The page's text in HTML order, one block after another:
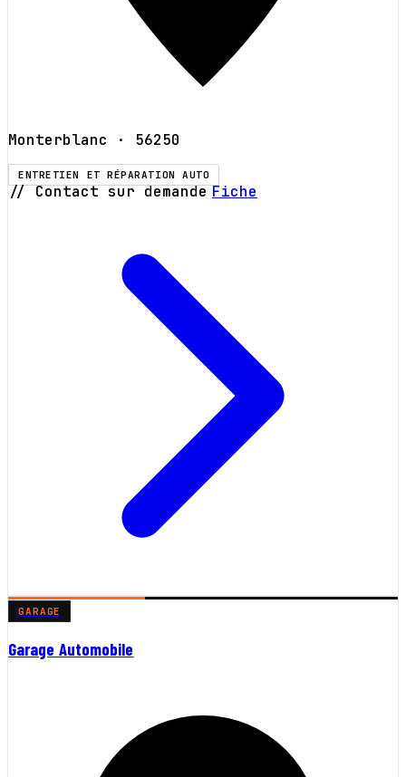
Monterblanc · 56250
ENTRETIEN ET RÉPARATION AUTO
// Contact sur demande Fiche
GARAGE
Garage Automobile